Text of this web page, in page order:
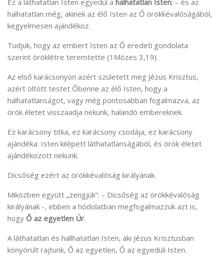
Ez a láthatatlan Isten egyedül a halhatatlan Isten; – és az
halhatatlan még, akinek az élő Isten az Ő örökkévalóságából,
kegyelmesen ajándékoz.
Tudjuk, hogy az embert Isten az Ő eredeti gondolata
szerint öröklétre teremtette (1Mózes 3,19).
Az első karácsonyon azért született meg Jézus Krisztus,
azért öltött testet Őbenne az élő Isten, hogy a
halhatatlanságot, vagy még pontosabban fogalmazva, az
örök életet visszaadja nekünk, halandó embereknek.
Ez karácsony titka, ez karácsony csodája, ez karácsony
ajándéka: Isten kilépett láthatatlanságából, és örök életet
ajándékozott nekünk.
Dicsőség ezért az örökkévalóság királyának.
Miközben együtt „zengjük”: – Dicsőség az örökkévalóság
királyának -, ebben a hódolatban megfogalmazzuk azt is,
hogy Ő az egyetlen Úr.
A láthatatlan és hallhatatlan Isten, aki Jézus Krisztusban
könyörült rajtunk, Ő az egyetlen, Ő az egyedüli Isten.